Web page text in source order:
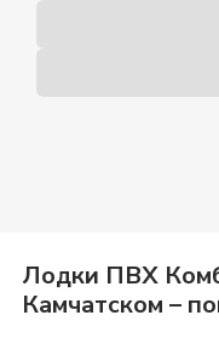
Лодки ПВХ
Камчатском –